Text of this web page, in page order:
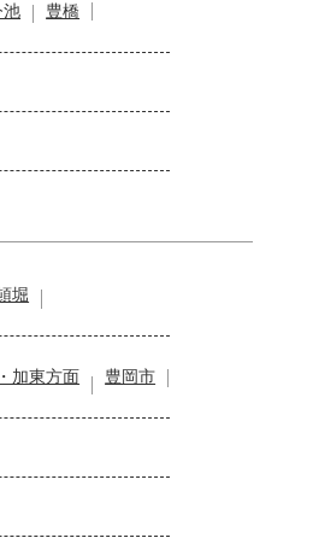
池
豊橋
堀
加東方面
豊岡市